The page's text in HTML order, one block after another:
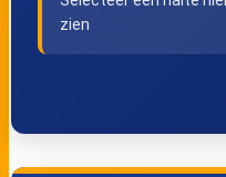
zien